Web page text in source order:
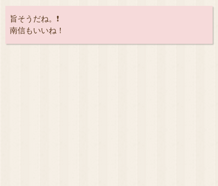
旨そうだね。❗
南信もいいね！